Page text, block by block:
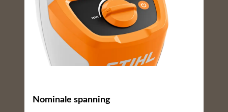
Nominale spanning